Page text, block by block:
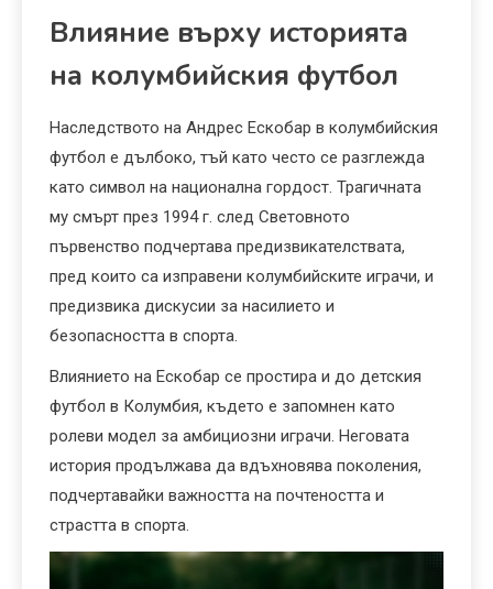
Влияние върху историята
на колумбийския футбол
Наследството на Андрес Ескобар в колумбийския
футбол е дълбоко, тъй като често се разглежда
като символ на национална гордост. Трагичната
му смърт през 1994 г. след Световното
първенство подчертава предизвикателствата,
пред които са изправени колумбийските играчи, и
предизвика дискусии за насилието и
безопасността в спорта.
Влиянието на Ескобар се простира и до детския
футбол в Колумбия, където е запомнен като
ролеви модел за амбициозни играчи. Неговата
история продължава да вдъхновява поколения,
подчертавайки важността на почтеността и
страстта в спорта.